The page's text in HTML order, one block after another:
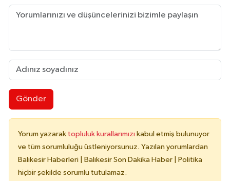
Gönder
Yorum yazarak topluluk kurallarımızı kabul etmiş bulunuyor
ve tüm sorumluluğu üstleniyorsunuz. Yazılan yorumlardan
Balıkesir Haberleri | Balıkesir Son Dakika Haber | Politika
hiçbir şekilde sorumlu tutulamaz.